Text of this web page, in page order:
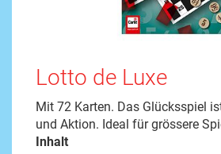
Lotto de Luxe
Mit 72 Karten. Das Glücksspiel
und Aktion. Ideal für grössere
Inhalt